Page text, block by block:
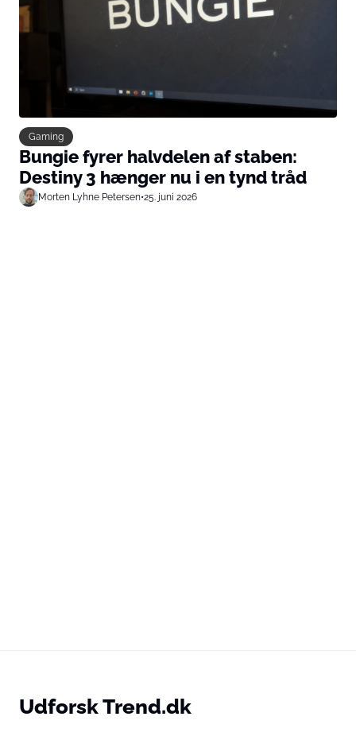
Gaming
Bungie fyrer halvdelen af staben:
Destiny 3 hænger nu i en tynd tråd
Morten Lyhne Petersen•25. juni 2026
Udforsk Trend.dk